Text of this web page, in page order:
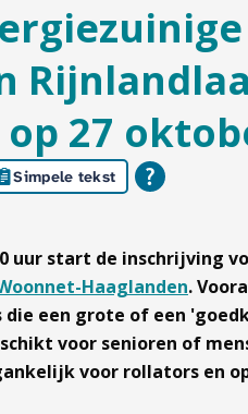
27
Simpele tekst
uur start de inschrijving
Haaglanden.
een grote of een
voor senioren of
voor rollators en